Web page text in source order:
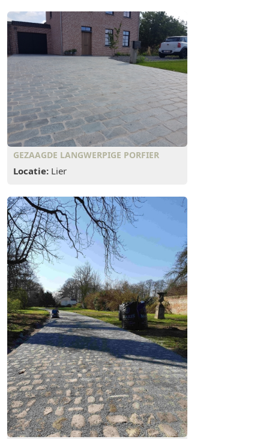
GEZAAGDE LANGWERPIGE PORFIER
Locatie: Lier